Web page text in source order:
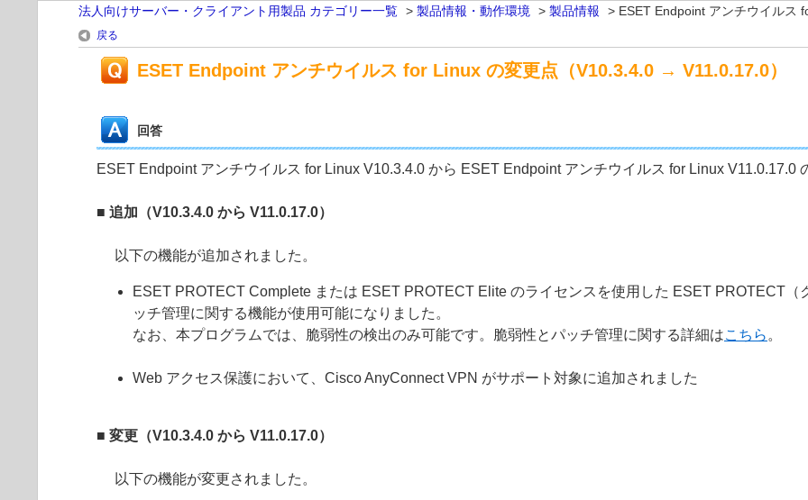
法人向けサーバー・クライアント用製品 カテゴリー一覧 > 製品情報・動作環境 > 製品情報 > ESET Endpoint アンチウイルス
戻る
ESET Endpoint アンチウイルス for Linux の変更点（V10.3.4.0 → V11.0.17.0）
回答
ESET Endpoint アンチウイルス for Linux V10.3.4.0 から ESET Endpoint アンチウイルス for Linux V11.0.17.0
■ 追加（V10.3.4.0 から V11.0.17.0）
以下の機能が追加されました。
ESET PROTECT Complete または ESET PROTECT Elite のライセンスを使用した ESET PROTECT
ッチ管理に関する機能が使用可能になりました。
なお、本プログラムでは、脆弱性の検出のみ可能です。脆弱性とパッチ管理に関する詳細はこちら 。
Web アクセス保護において、Cisco AnyConnect VPN がサポート対象に追加されました
■ 変更（V10.3.4.0 から V11.0.17.0）
以下の機能が変更されました。